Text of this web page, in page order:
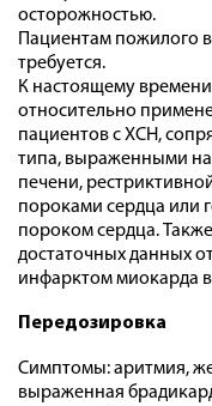
осторожностью.
Пациентам пожилого
требуется.
К настоящему
относительно
пациентов с ХСН,
типа, выраженными
печени,
пороками сердца или
пороком сердца.
достаточных данных
инфарктом миокарда
Передозировка
Симптомы: аритмия,
выраженная